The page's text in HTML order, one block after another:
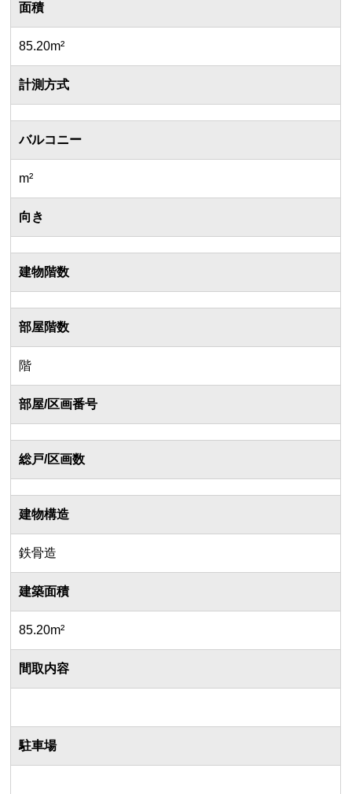
面積
85.20m²
計測方式
バルコニー
m²
向き
建物階数
部屋階数
階
部屋/区画番号
総戸/区画数
建物構造
鉄骨造
建築面積
85.20m²
間取内容
駐車場